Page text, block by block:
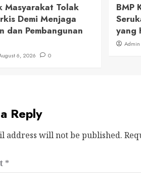
Masyarakat Tolak
Demi Menjaga
dan Pembangunan
6, 2026 0
BMP
yang
Admin
Reply
address will not be published.
*